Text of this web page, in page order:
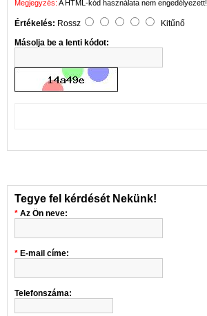
Megjegyzés: A HTML-kód használata nem engedélyezett!
Értékelés: Rossz
Kitűnő
Másolja be a lenti kódot:
Tegye fel kérdését Nekünk!
Az Ön neve:
E-mail címe:
Telefonszáma: